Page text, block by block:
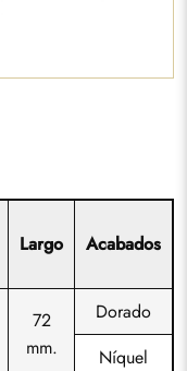
Largo Acabados
72
mm.
Dorado
Níquel